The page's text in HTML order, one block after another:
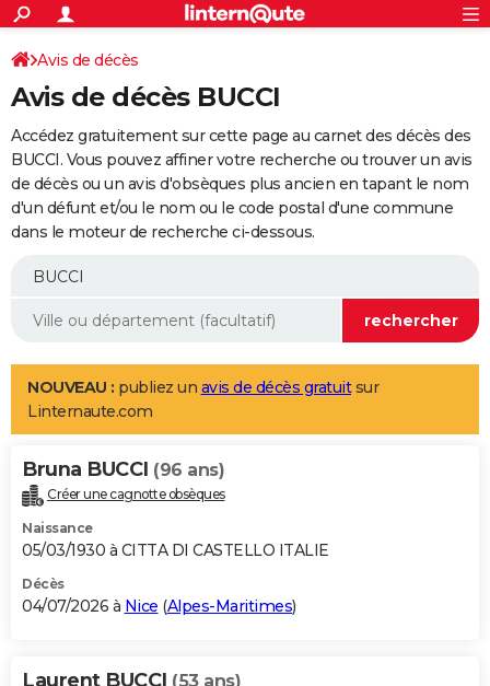
ACTUALITÉS
Politique
Société
Faits Divers
Education
Monde
Villes
+
SPORT
Coupe du monde 2026
Football
Tennis
Cyclisme
Rugby
Forum
Programme TV
TNT
Streaming
Cinéma
Sorties cinéma
Musique
+
FINANCE
Retraite
Impôts
Epargne
Immobilier
Risques naturels par ville
Banque
Assurance
Crédit
AUTO
Essais
Réserver un essai
Citadines
Berlines
SUV
Forum auto
+
Mobiles
Meilleur smartphone
Internet
Ordinateurs
Jeux vidéo
Guide high-tech
Aménagement intérieur
LIFESTYLE
Art de vivre
Bien-être
Loisirs
Mode
Modes de vie
Alimentation
Guide de la santé
Maladies
Médicaments
Sommeil
VOYAGE
Destinations
City break
Voyage nature
Voyage de noces
Forum
Climat
+PHOTO
GUIDES D'ACHAT
BONS PLANS
Avis de décès
Avis de décès BUCCI
Accédez gratuitement sur cette page au carnet des décès des
BUCCI. Vous pouvez affiner votre recherche ou trouver un avis
de décès ou un avis d'obsèques plus ancien en tapant le nom
d'un défunt et/ou le nom ou le code postal d'une commune
dans le moteur de recherche ci-dessous.
NOUVEAU : publiez un avis de décès gratuitsur
Linternaute.com
Bruna BUCCI (96 ans)
Créer une cagnotte obsèques
Naissance
05/03/1930 à CITTA DI CASTELLO ITALIE
Décès
04/07/2026 à Nice (Alpes-Maritimes)
Laurent BUCCI (53 ans)